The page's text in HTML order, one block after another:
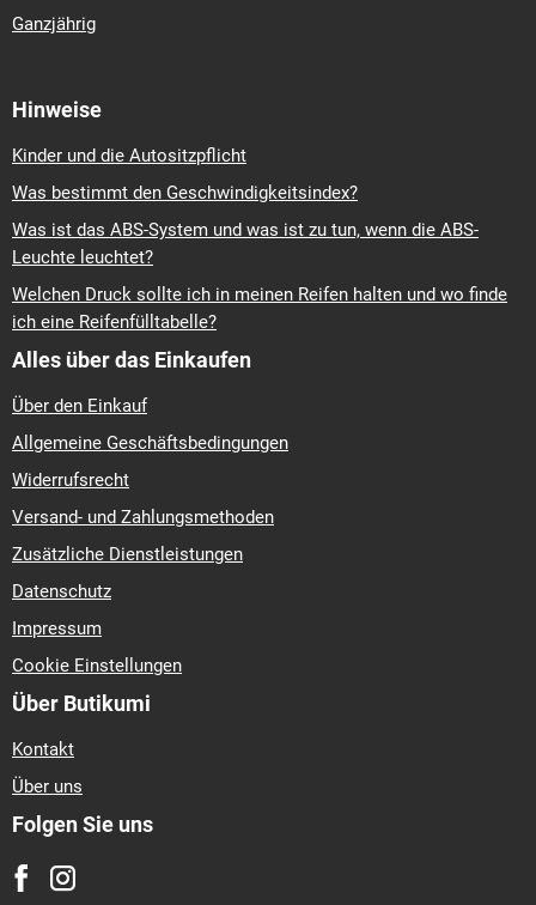
Ganzjährig
Hinweise
Kinder und die Autositzpflicht
Was bestimmt den Geschwindigkeitsindex?
Was ist das ABS-System und was ist zu tun, wenn die ABS-
Leuchte leuchtet?
Welchen Druck sollte ich in meinen Reifen halten und wo finde
ich eine Reifenfülltabelle?
Alles über das Einkaufen
Über den Einkauf
Allgemeine Geschäftsbedingungen
Widerrufsrecht
Versand- und Zahlungsmethoden
Zusätzliche Dienstleistungen
Datenschutz
Impressum
Cookie Einstellungen
Über Butikumi
Kontakt
Über uns
Folgen Sie uns